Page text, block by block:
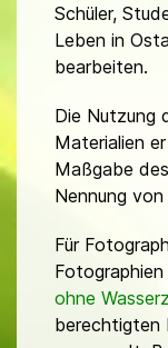
Schüler,
Leben in
bearbeiten.
Die Nutzung
Materialien
Maßgabe
Nennung von
Für
ohne
berechtigten